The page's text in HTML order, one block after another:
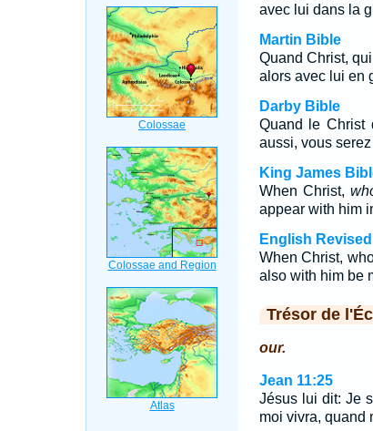
avec lui dans la
Martin Bible
Quand Christ,
alors avec lui en
Darby Bible
Quand le Christ
aussi, vous
King James
When Christ,
appear with him
English
When Christ,
also with him be
Trésor de
our.
Jean 11:25
Jésus lui dit: Je
moi vivra, quand